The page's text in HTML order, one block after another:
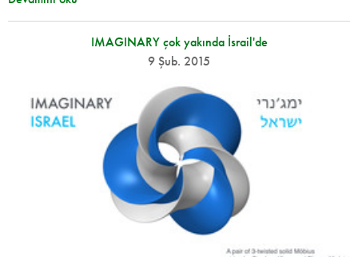
IMAGINARY çok yakında İsrail'de
9 Şub. 2015